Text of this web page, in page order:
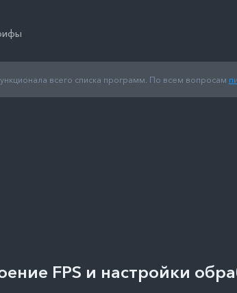
всего списка программ. По всем вопросам
FPS и настройки